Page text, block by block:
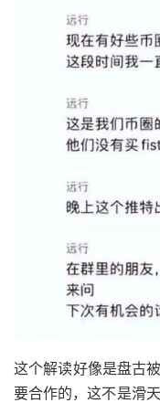
这个解读好像是盘古
要合作的，这不是滑